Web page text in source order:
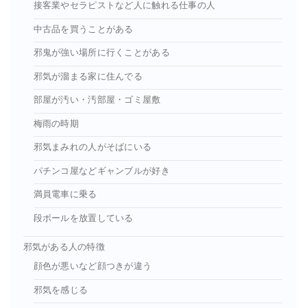
接客業やセラピストなど人に触れる仕事の人
中古品を買うことがある
邪鬼が強い場所に行くことがある
邪気が溜まる家に住んでる
部屋が汚い・汚部屋・ゴミ屋敷
梅雨の時期
邪気まみれの人がそばにいる
パチンコ屋などギャンブルが好き
満員電車に乗る
段ボールを放置している
邪気がある人の特徴
顔色が悪いなど顔つきが違う
邪気を感じる